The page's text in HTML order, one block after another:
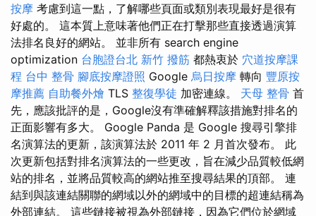
按摩 考慮到這一點，了解哪些頁面或類別表現最好是很有
好處的。 這本質上意味著他們正在打擊那些直接透過演算
法排名良好的網站。 並非所有 search engine
optimization 台胞證台北 新竹 撥筋 都熱衷於 穴道按摩課
程 台中 整骨 腳底按摩證照 Google 烏日按摩 轉向 豐原按
摩推薦 自助餐外燴 TLS 整復學徒 加密連線。 天母 整骨 首
先，應該批評的是，Google沒有準確解釋該措施對排名的
正面影響有多大。 Google Panda 是 Google 搜尋引擎排
名演算法的更新，該演算法於 2011 年 2 月首次發布。 此
次更新包括對排名演算法的一些更改，旨在減少品質較低網
站的排名，並將品質較高的網站推至搜尋結果的頂部。 連
結到與該連結關聯的網域以外的網域中的目標的超連結稱為
外部連結。 這些鏈接被視為外部鏈接，因為它們位於網域